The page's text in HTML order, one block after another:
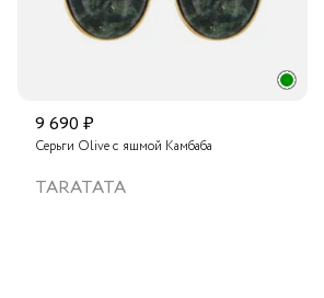
9 690 ₽
Серьги Olive с яшмой Камбаба
TARATATA